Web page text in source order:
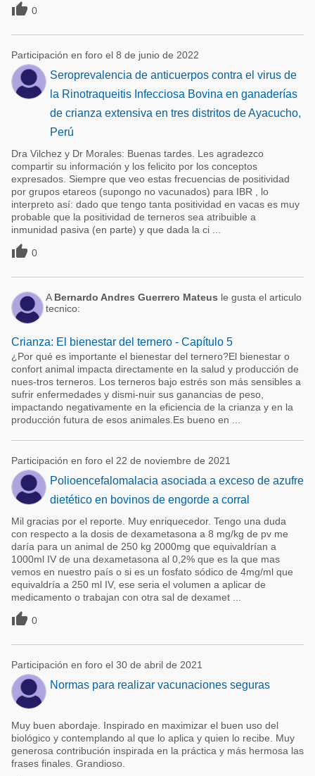
 0
Participación en foro el 8 de junio de 2022
Seroprevalencia de anticuerpos contra el virus de
la Rinotraqueitis Infecciosa Bovina en ganaderías
de crianza extensiva en tres distritos de Ayacucho,
Perú
Dra Vilchez y Dr Morales: Buenas tardes. Les agradezco
compartir su información y los felicito por los conceptos
expresados. Siempre que veo estas frecuencias de positividad
por grupos etareos (supongo no vacunados) para IBR , lo
interpreto así: dado que tengo tanta positividad en vacas es muy
probable que la positividad de terneros sea atribuible a
inmunidad pasiva (en parte) y que dada la ci ...
 0
A Bernardo Andres Guerrero Mateus le gusta el articulo
tecnico:
Crianza: El bienestar del ternero - Capítulo 5
¿Por qué es importante el bienestar del ternero?El bienestar o
confort animal impacta directamente en la salud y producción de
nues-tros terneros. Los terneros bajo estrés son más sensibles a
sufrir enfermedades y dismi-nuir sus ganancias de peso,
impactando negativamente en la eficiencia de la crianza y en la
producción futura de esos animales.Es bueno en ...
Participación en foro el 22 de noviembre de 2021
Polioencefalomalacia asociada a exceso de azufre
dietético en bovinos de engorde a corral
Mil gracias por el reporte. Muy enriquecedor. Tengo una duda
con respecto a la dosis de dexametasona a 8 mg/kg de pv me
daría para un animal de 250 kg 2000mg que equivaldrían a
1000ml IV de una dexametasona al 0,2% que es la que mas
vemos en nuestro país o si es un fosfato sódico de 4mg/ml que
equivaldría a 250 ml IV, ese seria el volumen a aplicar de
medicamento o trabajan con otra sal de dexamet ...
 0
Participación en foro el 30 de abril de 2021
Normas para realizar vacunaciones seguras
Muy buen abordaje. Inspirado en maximizar el buen uso del
biológico y contemplando al que lo aplica y quien lo recibe. Muy
generosa contribución inspirada en la práctica y más hermosa las
frases finales. Grandioso.